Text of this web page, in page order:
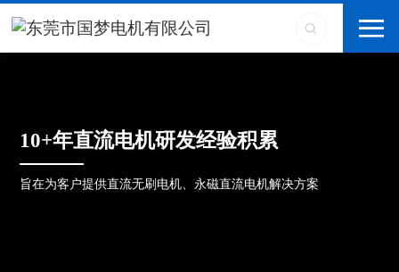
10+年直流电机研发经验积累
旨在为客户提供直流无刷电机、永磁直流电机解决方案